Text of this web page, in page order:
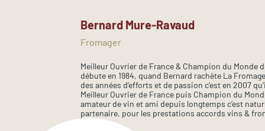
Bernard Mure-Ravaud
Fromager
Meilleur Ouvrier de France & Champion du Monde
débute en 1984, quand Bernard rachète La
des années d’efforts et de passion c’est en 2007
Meilleur Ouvrier de France puis Champion du
amateur de vin et ami depuis longtemps c’est
partenaire, pour les prestations accords vins &